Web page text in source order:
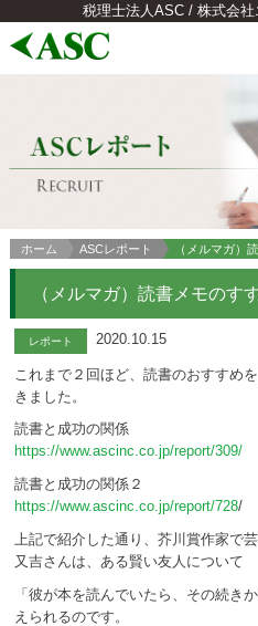
税理士法人ASC / 株式会
ホーム ASCレポート （メルマガ）
（メルマガ）読書メモのす
レポート 2020.10.15
これまで２回ほど、読書のおすすめ
きました。
読書と成功の関係
https://www.ascinc.co.jp/report/309/
読書と成功の関係２
https://www.ascinc.co.jp/report/728/
上記で紹介した通り、芥川賞作家で
又吉さんは、ある賢い友人について
「彼が本を読んでいたら、その続き
えられるのです。